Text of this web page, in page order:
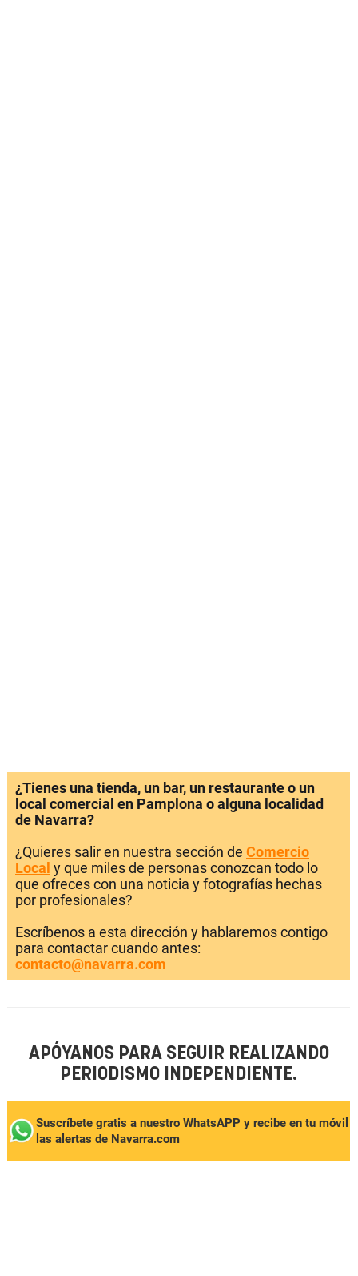
¿Tienes una tienda, un bar, un restaurante o un
local comercial en Pamplona o alguna localidad
de Navarra?
¿Quieres salir en nuestra sección de Comercio
Local y que miles de personas conozcan todo lo
que ofreces con una noticia y fotografías hechas
por profesionales?
Escríbenos a esta dirección y hablaremos contigo
para contactar cuando antes:
contacto@navarra.com
APÓYANOS PARA SEGUIR REALIZANDO
PERIODISMO INDEPENDIENTE.
Suscríbete gratis a nuestro WhatsAPP y recibe en tu móvil
las alertas de Navarra.com